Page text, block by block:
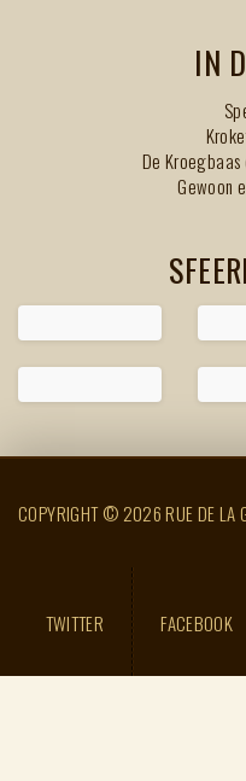
IN
De
Gewoon
COPYRIGHT © 2026 RUE DE LA
TWITTER FACEBOOK